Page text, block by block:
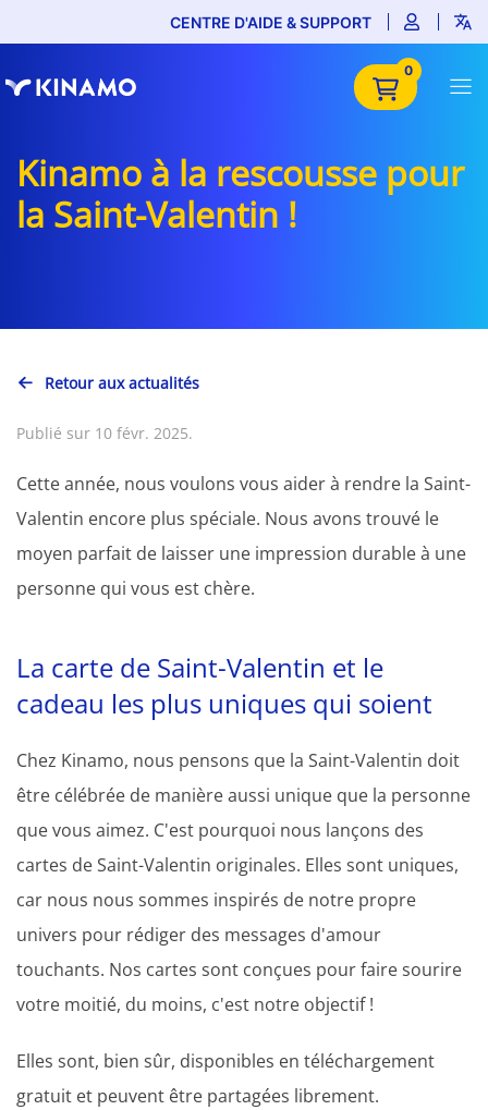
CENTRE D'AIDE & SUPPORT
0
Kinamo à la rescousse pour
la Saint-Valentin !
Retour aux actualités
Publié sur 10 févr. 2025.
Cette année, nous voulons vous aider à rendre la Saint-
Valentin encore plus spéciale. Nous avons trouvé le
moyen parfait de laisser une impression durable à une
personne qui vous est chère.
La carte de Saint-Valentin et le
cadeau les plus uniques qui soient
Chez Kinamo, nous pensons que la Saint-Valentin doit
être célébrée de manière aussi unique que la personne
que vous aimez. C'est pourquoi nous lançons des
cartes de Saint-Valentin originales. Elles sont uniques,
car nous nous sommes inspirés de notre propre
univers pour rédiger des messages d'amour
touchants. Nos cartes sont conçues pour faire sourire
votre moitié, du moins, c'est notre objectif !
Elles sont, bien sûr, disponibles en téléchargement
gratuit et peuvent être partagées librement.